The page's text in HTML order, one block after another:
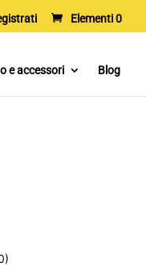
Elementi 0
e accessori Blog